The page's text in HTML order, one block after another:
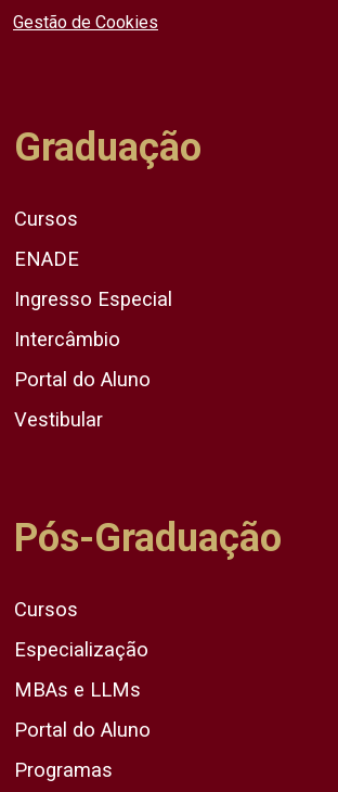
Gestão de Cookies
Graduação
Cursos
ENADE
Ingresso Especial
Intercâmbio
Portal do Aluno
Vestibular
Pós-Graduação
Cursos
Especialização
MBAs e LLMs
Portal do Aluno
Programas